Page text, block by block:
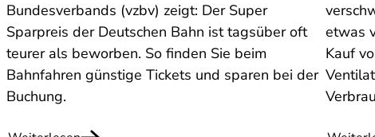
Bundesverbands (vzbv) zeigt: Der Super
Sparpreis der Deutschen Bahn ist tagsüber oft
teurer als beworben. So finden Sie beim
Bahnfahren günstige Tickets und sparen bei der
Buchung.
etwas
Kauf